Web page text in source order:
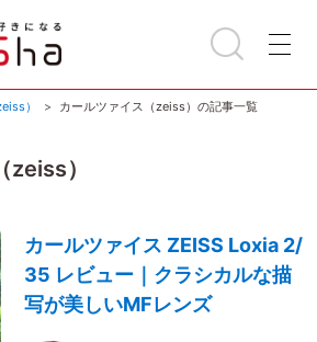
） カールツァイス（zeiss）の記事一覧
zeiss）
カールツァイス ZEISS Loxia 2/
35 レビュー｜クラシカルな描
写が美しいMFレンズ